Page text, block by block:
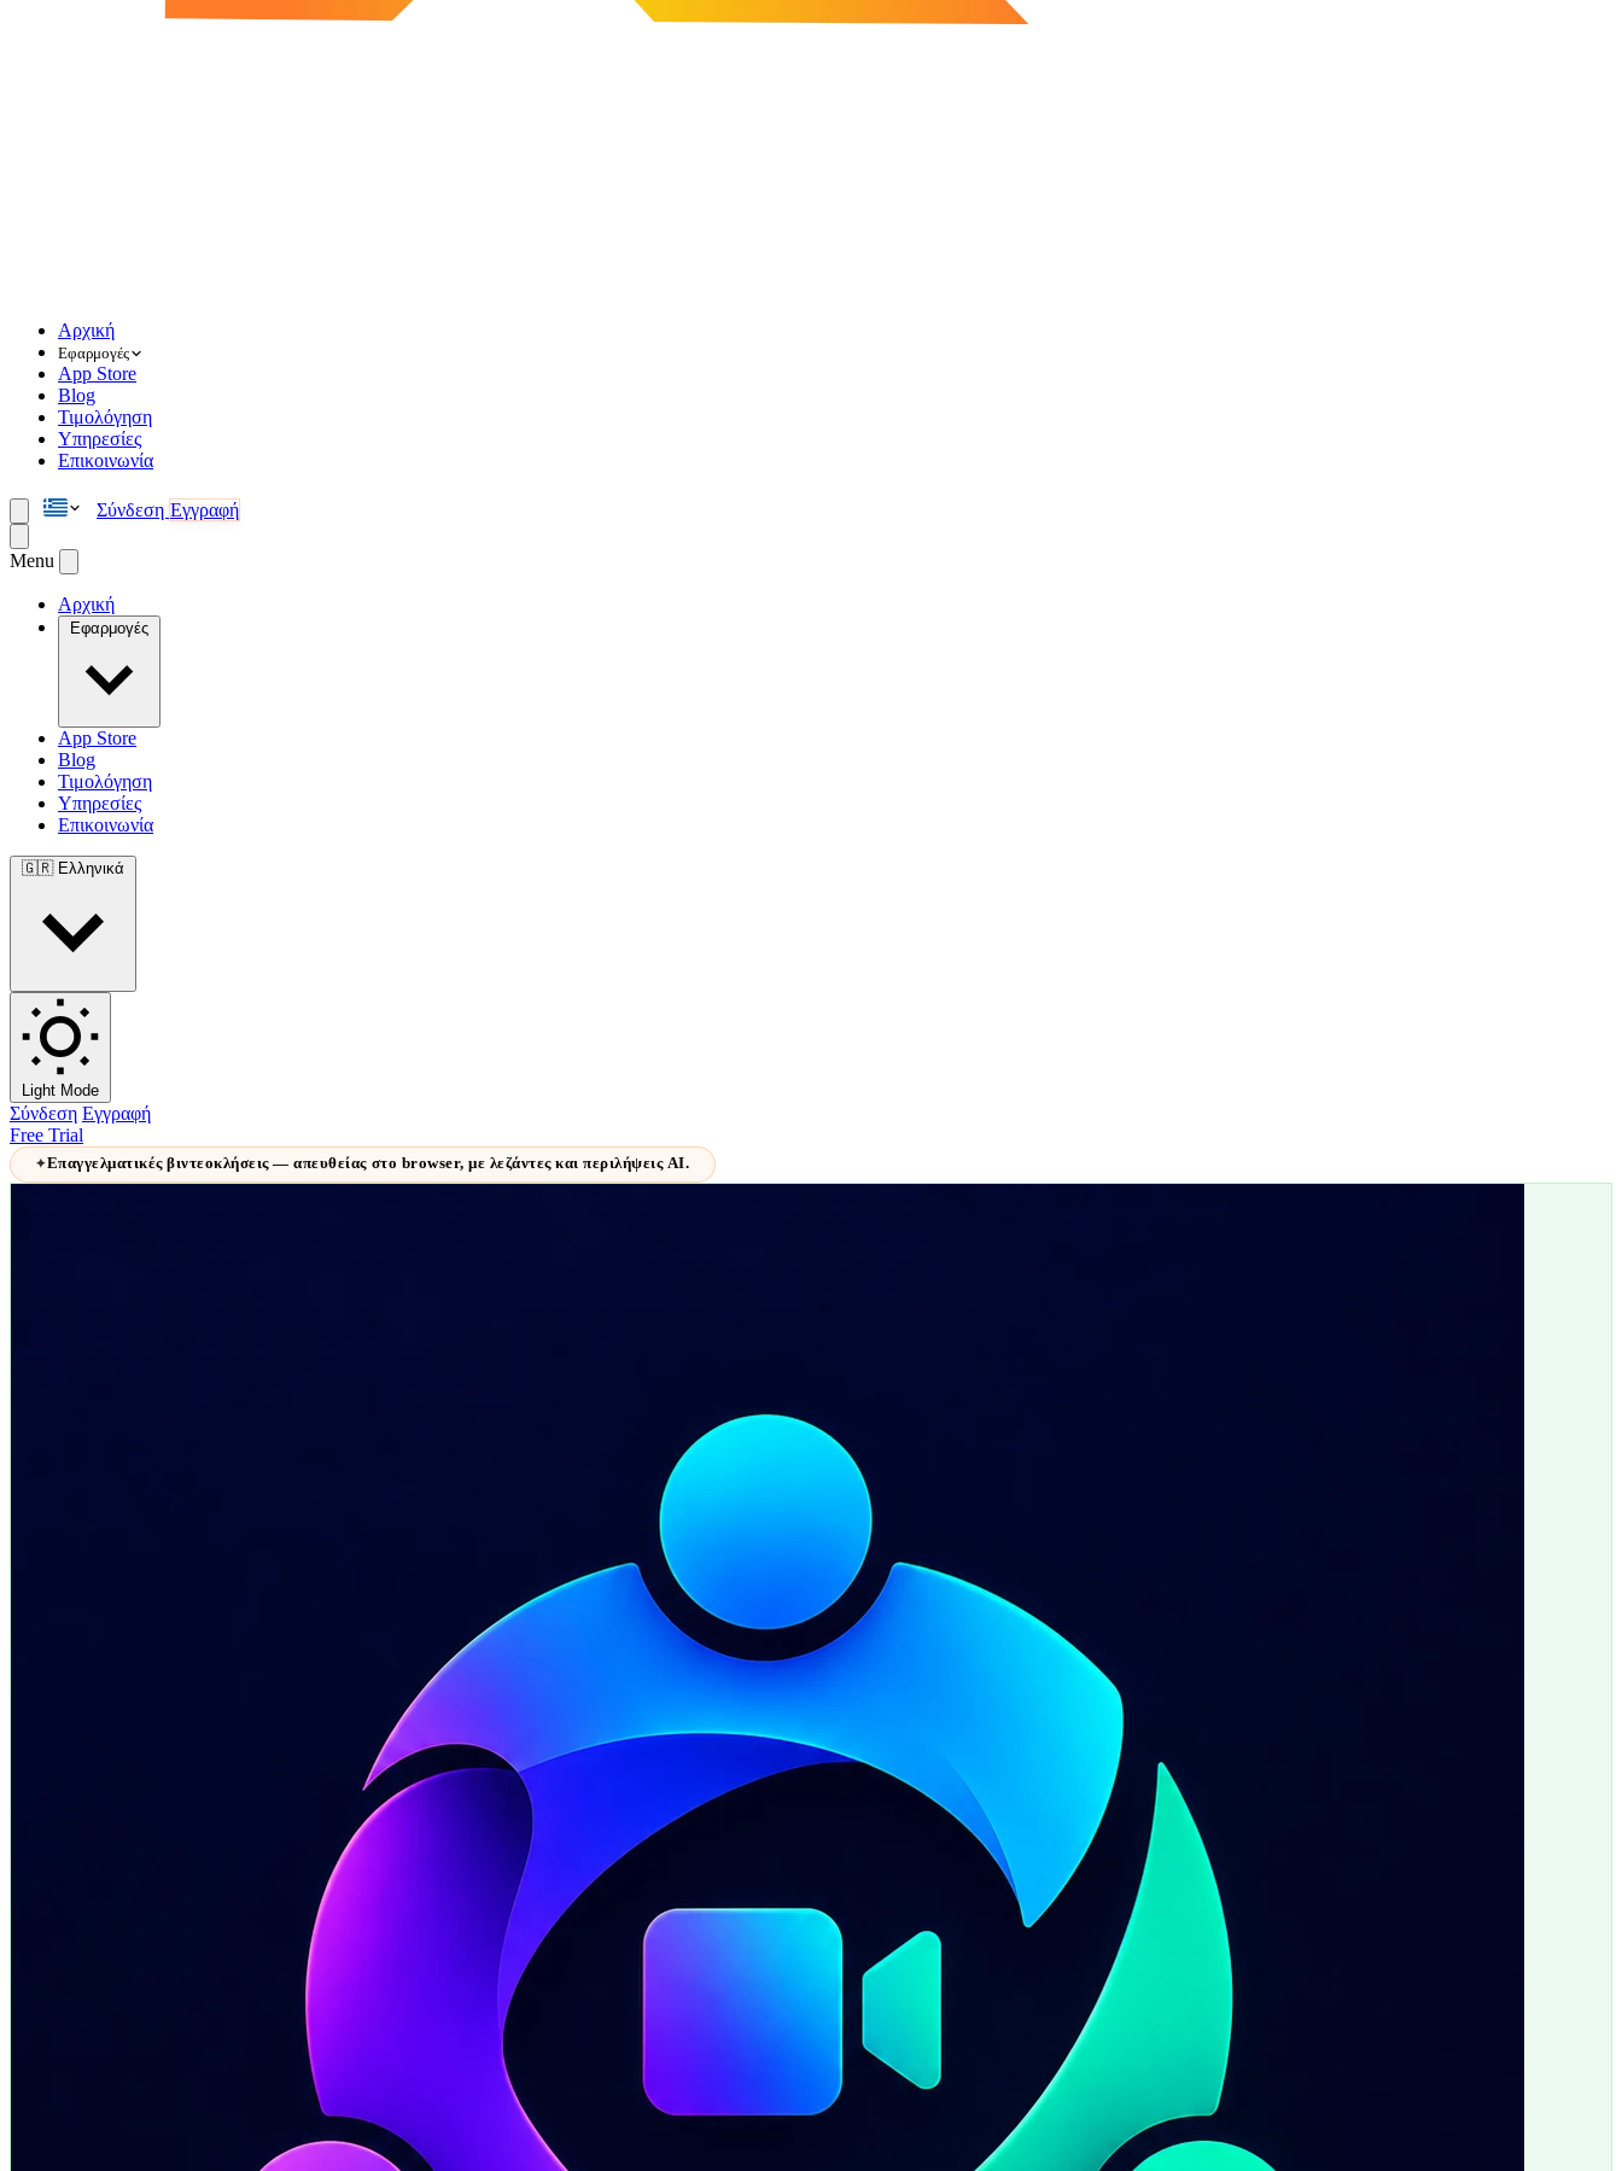
Αρχική
Εφαρμογές
App Store
Blog
Τιμολόγηση
Υπηρεσίες
Επικοινωνία
Σύνδεση Εγγραφή
Menu
Αρχική
Εφαρμογές
App Store
Blog
Τιμολόγηση
Υπηρεσίες
Επικοινωνία
🇬🇷 Ελληνικά
Light Mode
Σύνδεση Εγγραφή
Free Trial
✦Επαγγελματικές βιντεοκλήσεις — απευθείας στο browser, με λεζάντες και περιλήψεις AI.